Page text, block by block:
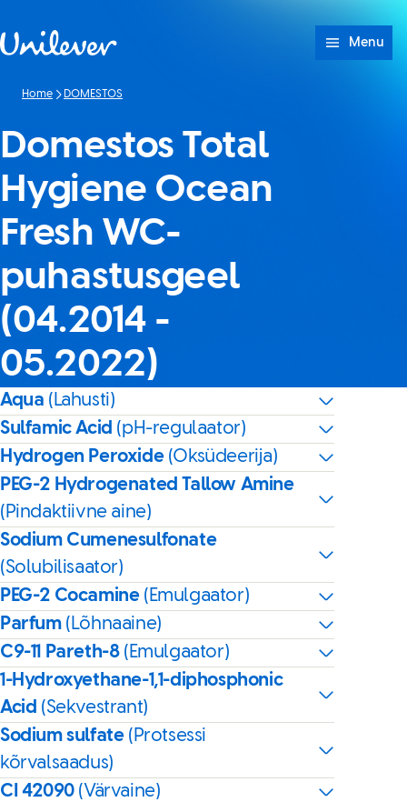
Menu
Home DOMESTOS
Domestos Total
Hygiene Ocean
Fresh WC-
puhastusgeel
(04.2014 -
05.2022)
Aqua (Lahusti)
Sulfamic Acid (pH-regulaator)
Hydrogen Peroxide (Oksüdeerija)
PEG-2 Hydrogenated Tallow Amine
(Pindaktiivne aine)
Sodium Cumenesulfonate
(Solubilisaator)
PEG-2 Cocamine (Emulgaator)
Parfum (Lõhnaaine)
C9-11 Pareth-8 (Emulgaator)
1-Hydroxyethane-1,1-diphosphonic
Acid (Sekvestrant)
Sodium sulfate (Protsessi
kõrvalsaadus)
CI 42090 (Värvaine)